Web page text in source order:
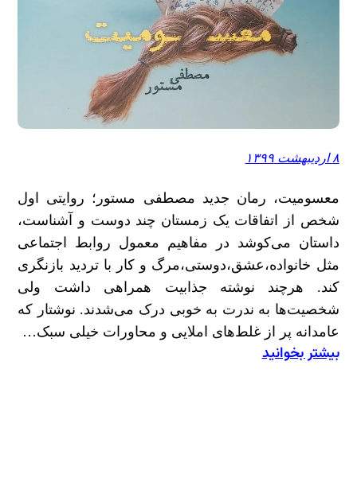
۸ اردیبهشت ۱۳۹۹
معسومیت، رمان جدید مصطفی مستور؛ روایتی اول
شخص از اتفاقات یک زمستان چند دوست و آشناست،
داستان می‌کوشد در مفاهیم معمول روابط اجتماعی
مثل خانواده،عشق،دوستی،مرگ و کار با تردید بازنگری
کند. هرچند نوشته جذابیت همراهی داشت ولی
شخصیت‌ها به ندرت به خوبی درک می‌شدند. نوشتار که
عامدانه پر از غلط‌های املایی و محاورات خیلی سبک…
بیشتر بخوانید
: